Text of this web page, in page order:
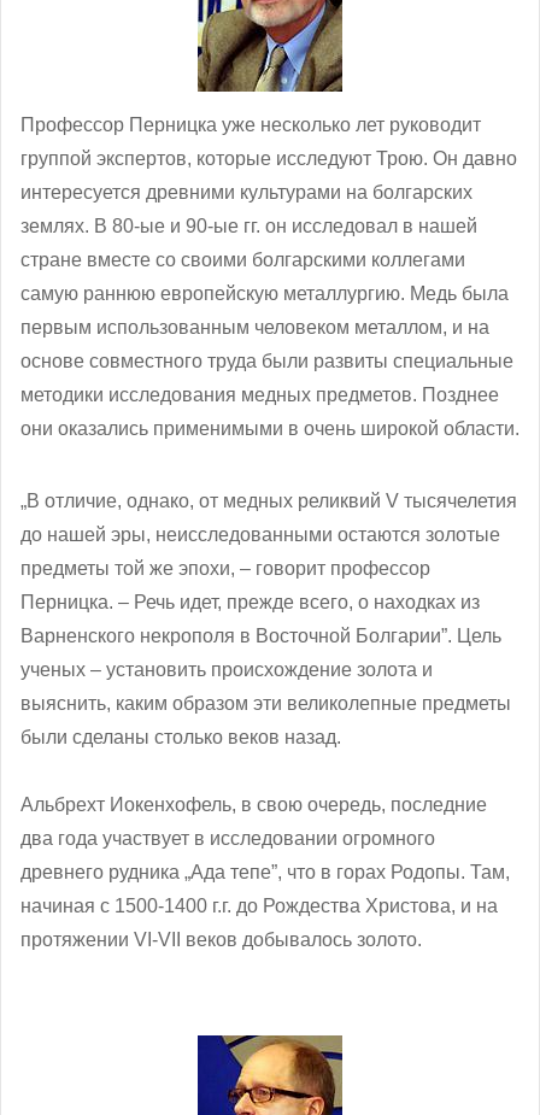
Профессор Перницка уже несколько лет руководит
группой экспертов, которые исследуют Трою. Он давно
интересуется древними культурами на болгарских
землях. В 80-ые и 90-ые гг. он исследовал в нашей
стране вместе со своими болгарскими коллегами
самую раннюю европейскую металлургию. Медь была
первым использованным человеком металлом, и на
основе совместного труда были развиты специальные
методики исследования медных предметов. Позднее
они оказались применимыми в очень широкой области.
„В отличие, однако, от медных реликвий V тысячелетия
до нашей эры, неисследованными остаются золотые
предметы той же эпохи, – говорит профессор
Перницка. – Речь идет, прежде всего, о находках из
Варненского некрополя в Восточной Болгарии”. Цель
ученых – установить происхождение золота и
выяснить, каким образом эти великолепные предметы
были сделаны столько веков назад.
Альбрехт Иокенхофель, в свою очередь, последние
два года участвует в исследовании огромного
древнего рудника „Ада тепе”, что в горах Родопы. Там,
начиная с 1500-1400 г.г. до Рождества Христова, и на
протяжении VІ-VІІ веков добывалось золото.